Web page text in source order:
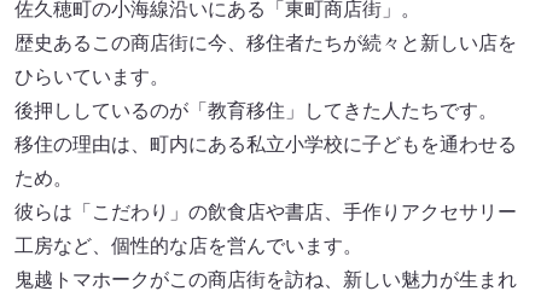
佐久穂町の小海線沿いにある「東町商店街」。
歴史あるこの商店街に今、移住者たちが続々と新しい店を
ひらいています。
後押ししているのが「教育移住」してきた人たちです。
移住の理由は、町内にある私立小学校に子どもを通わせる
ため。
彼らは「こだわり」の飲食店や書店、手作りアクセサリー
工房など、個性的な店を営んでいます。
鬼越トマホークがこの商店街を訪ね、新しい魅力が生まれ